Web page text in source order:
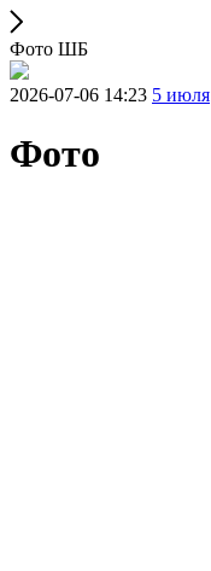
Фото ШБ
2026-07-06 14:23 5 июля
Фото